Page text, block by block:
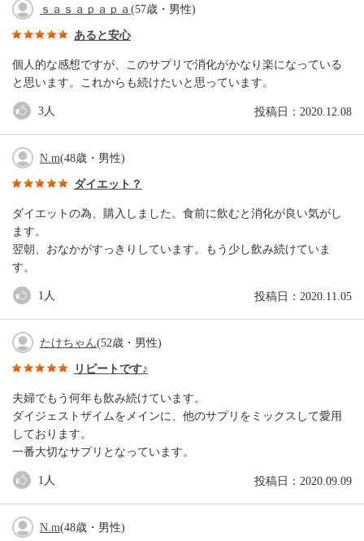
ｓａｓａｐａｐａ (57歳・男性)
あると安心
個人的な感想ですが、このサプリで消化がかなり楽になっている
と思います。これからも続けたいと思っています。
投稿日：2020.12.08
3人
N.m(48歳・男性)
ダイエット？
ダイエットの為、購入しました。食前に飲むと消化が良い気がし
ます。
翌朝、おなかがすっきりしています。もう少し飲み続けていま
す。
投稿日：2020.11.05
1 人
たけちゃん(52歳・男性)
リピートです♪
夫婦でもう何年も飲み続けています。
ダイジェストザイムをメインに、他のサプリをミックスして愛用
しております。
一番大切なサプリとなっています。
投稿日：2020.09.09
1 人
N.m(48歳・男性)